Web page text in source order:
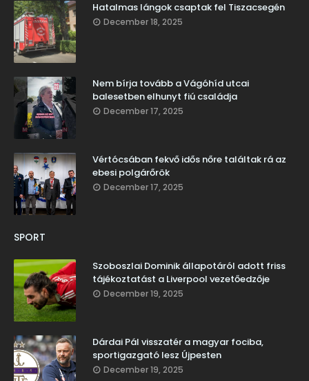
Hatalmas lángok csaptak fel Tiszacsegén
December 18, 2025
Nem bírja tovább a Vágóhíd utcai
balesetben elhunyt fiú családja
December 17, 2025
Vértócsában fekvő idős nőre találtak rá az
ebesi polgárőrök
December 17, 2025
SPORT
Szoboszlai Dominik állapotáról adott friss
tájékoztatást a Liverpool vezetőedzője
December 19, 2025
Dárdai Pál visszatér a magyar fociba,
sportigazgató lesz Újpesten
December 19, 2025